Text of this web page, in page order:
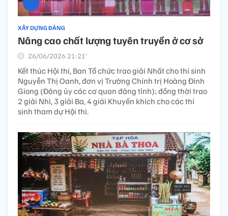
XÂY DỰNG ĐẢNG
Nâng cao chất lượng tuyên truyền ở cơ sở
26/06/2026 21:21’
Kết thúc Hội thi, Ban Tổ chức trao giải Nhất cho thí sinh
Nguyễn Thị Oanh, đơn vị Trường Chính trị Hoàng Đình
Giong (Đảng ủy các cơ quan đảng tỉnh); đồng thời trao
2 giải Nhì, 3 giải Ba, 4 giải Khuyến khích cho các thí
sinh tham dự Hội thi.